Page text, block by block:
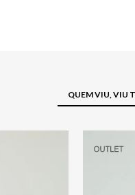
QUEM VIU, VIU